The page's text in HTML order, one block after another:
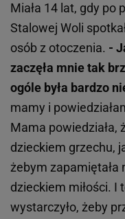
Miała 14 lat, gdy po
Stalowej Woli
osób z otoczenia. -
zaczęła mnie tak
ogóle była bardzo
mamy i
Mama powiedziała,
dzieckiem grzechu,
żebym zapamiętała
dzieckiem miłości. I
wystarczyło, żeby